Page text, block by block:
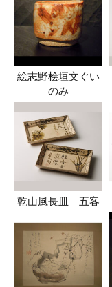
絵志野桧垣文ぐい
のみ
乾山風長皿 五客